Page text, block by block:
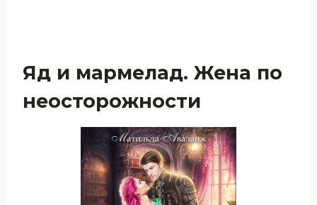
Яд и мармелад. Жена по
неосторожности